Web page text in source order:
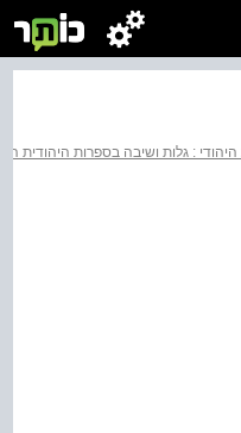
: גלות ושיבה בספרות היהודית